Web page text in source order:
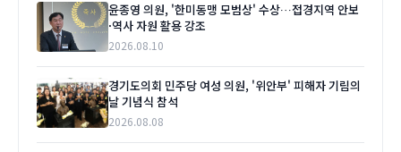
윤종영 의원, '한미동맹 모범상' 수상…접경지역 안보
·역사 자원 활용 강조
2026.08.10
경기도의회 민주당 여성 의원, '위안부' 피해자 기림의
날 기념식 참석
2026.08.08